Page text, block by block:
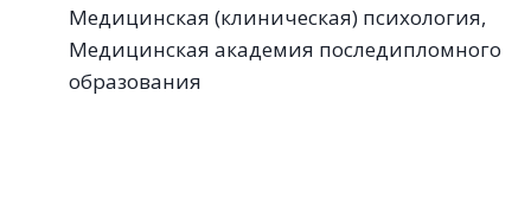
Медицинская (клиническая) психология,
Медицинская академия последипломного
образования